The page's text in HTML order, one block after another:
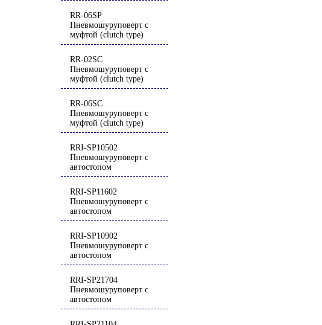
RR-06SP
Пневмошуруповерт с
муфтой (clutch type)
RR-02SC
Пневмошуруповерт с
муфтой (clutch type)
RR-06SC
Пневмошуруповерт с
муфтой (clutch type)
RRI-SP10502
Пневмошуруповерт с
автостопом
RRI-SP11602
Пневмошуруповерт с
автостопом
RRI-SP10902
Пневмошуруповерт с
автостопом
RRI-SP21704
Пневмошуруповерт с
автостопом